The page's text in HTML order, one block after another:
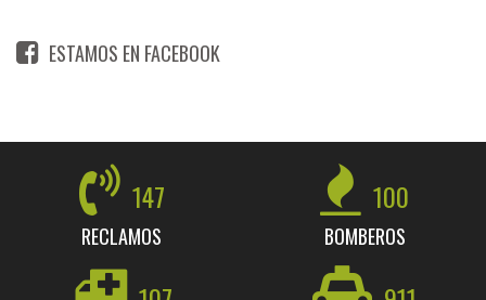
ESTAMOS EN FACEBOOK
147
RECLAMOS
100
BOMBEROS